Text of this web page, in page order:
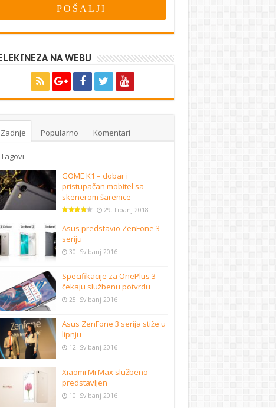
NA WEBU
Zadnje Popularno Komentari
Tagovi
GOME K1 – dobar i
pristupačan mobitel sa
skenerom šarenice
29. Lipanj 2018
Asus predstavio ZenFone 3
seriju
30. Svibanj 2016
Specifikacije za OnePlus 3
čekaju službenu potvrdu
25. Svibanj 2016
Asus ZenFone 3 serija stiže u
lipnju
12. Svibanj 2016
Xiaomi Mi Max službeno
predstavljen
10. Svibanj 2016